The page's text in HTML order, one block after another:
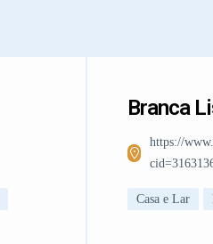
Branca
https://
Casa e Lar